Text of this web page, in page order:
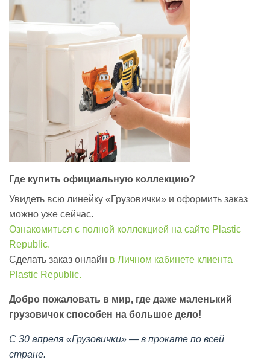
Где купить официальную коллекцию?
Увидеть всю линейку «Грузовички» и оформить заказ
можно уже сейчас.
Ознакомиться с полной коллекцией на сайте Plastic
Republic.
Сделать заказ онлайн в Личном кабинете клиента
Plastic Republic.
Добро пожаловать в мир, где даже маленький
грузовичок способен на большое дело!
С 30 апреля «Грузовички» — в прокате по всей
стране.